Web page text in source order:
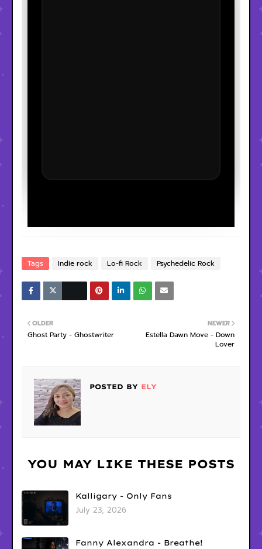
Tags Indie rock Lo-fi Rock Psychedelic Rock
NEWER
Estella Dawn Move - Down
Lover
OLDER
Ghost Party - Ghostwriter
POSTED BY ELY
YOU MAY LIKE THESE POSTS
Kalligary - Only Fans
July 23, 2026
Fanny Alexandra - Breathe!